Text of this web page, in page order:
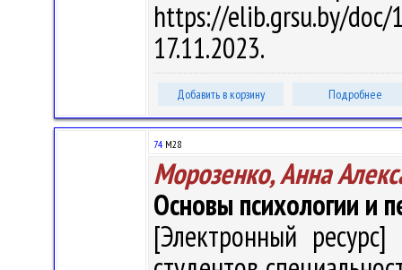
https://elib.grsu.by/
17.11.2023.
Добавить в корзину Подробнее
74 М28
Морозенко, Анна
Основы психологии и
[Электронный